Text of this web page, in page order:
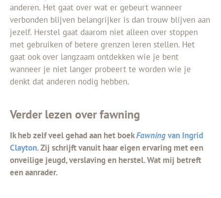
anderen. Het gaat over wat er gebeurt wanneer
verbonden blijven belangrijker is dan trouw blijven aan
jezelf. Herstel gaat daarom niet alleen over stoppen
met gebruiken of betere grenzen leren stellen. Het
gaat ook over langzaam ontdekken wie je bent
wanneer je niet langer probeert te worden wie je
denkt dat anderen nodig hebben.
Verder lezen over fawning
Ik heb zelf veel gehad aan het boekFawningvan Ingrid
Clayton. Zij schrijft vanuit haar eigen ervaring met een
onveilige jeugd, verslaving en herstel. Wat mij betreft
een aanrader.